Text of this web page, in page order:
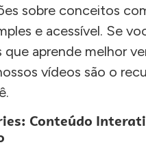
sobre conceitos
e acessível. Se
que aprende melhor
vídeos são o
Conteúdo